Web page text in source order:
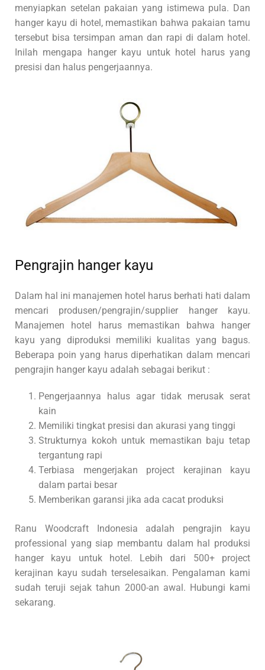
menyiapkan setelan pakaian yang istimewa pula. Dan
hanger kayu di hotel, memastikan bahwa pakaian tamu
tersebut bisa tersimpan aman dan rapi di dalam hotel.
Inilah mengapa hanger kayu untuk hotel harus yang
presisi dan halus pengerjaannya.
Pengrajin hanger kayu
Dalam hal ini manajemen hotel harus berhati hati dalam
mencari produsen/pengrajin/supplier hanger kayu.
Manajemen hotel harus memastikan bahwa hanger
kayu yang diproduksi memiliki kualitas yang bagus.
Beberapa poin yang harus diperhatikan dalam mencari
pengrajin hanger kayu adalah sebagai berikut :
Pengerjaannya halus agar tidak merusak serat
kain
Memiliki tingkat presisi dan akurasi yang tinggi
Strukturnya kokoh untuk memastikan baju tetap
tergantung rapi
Terbiasa mengerjakan project kerajinan kayu
dalam partai besar
Memberikan garansi jika ada cacat produksi
Ranu Woodcraft Indonesia adalah pengrajin kayu
professional yang siap membantu dalam hal produksi
hanger kayu untuk hotel. Lebih dari 500+ project
kerajinan kayu sudah terselesaikan. Pengalaman kami
sudah teruji sejak tahun 2000-an awal. Hubungi kami
sekarang.